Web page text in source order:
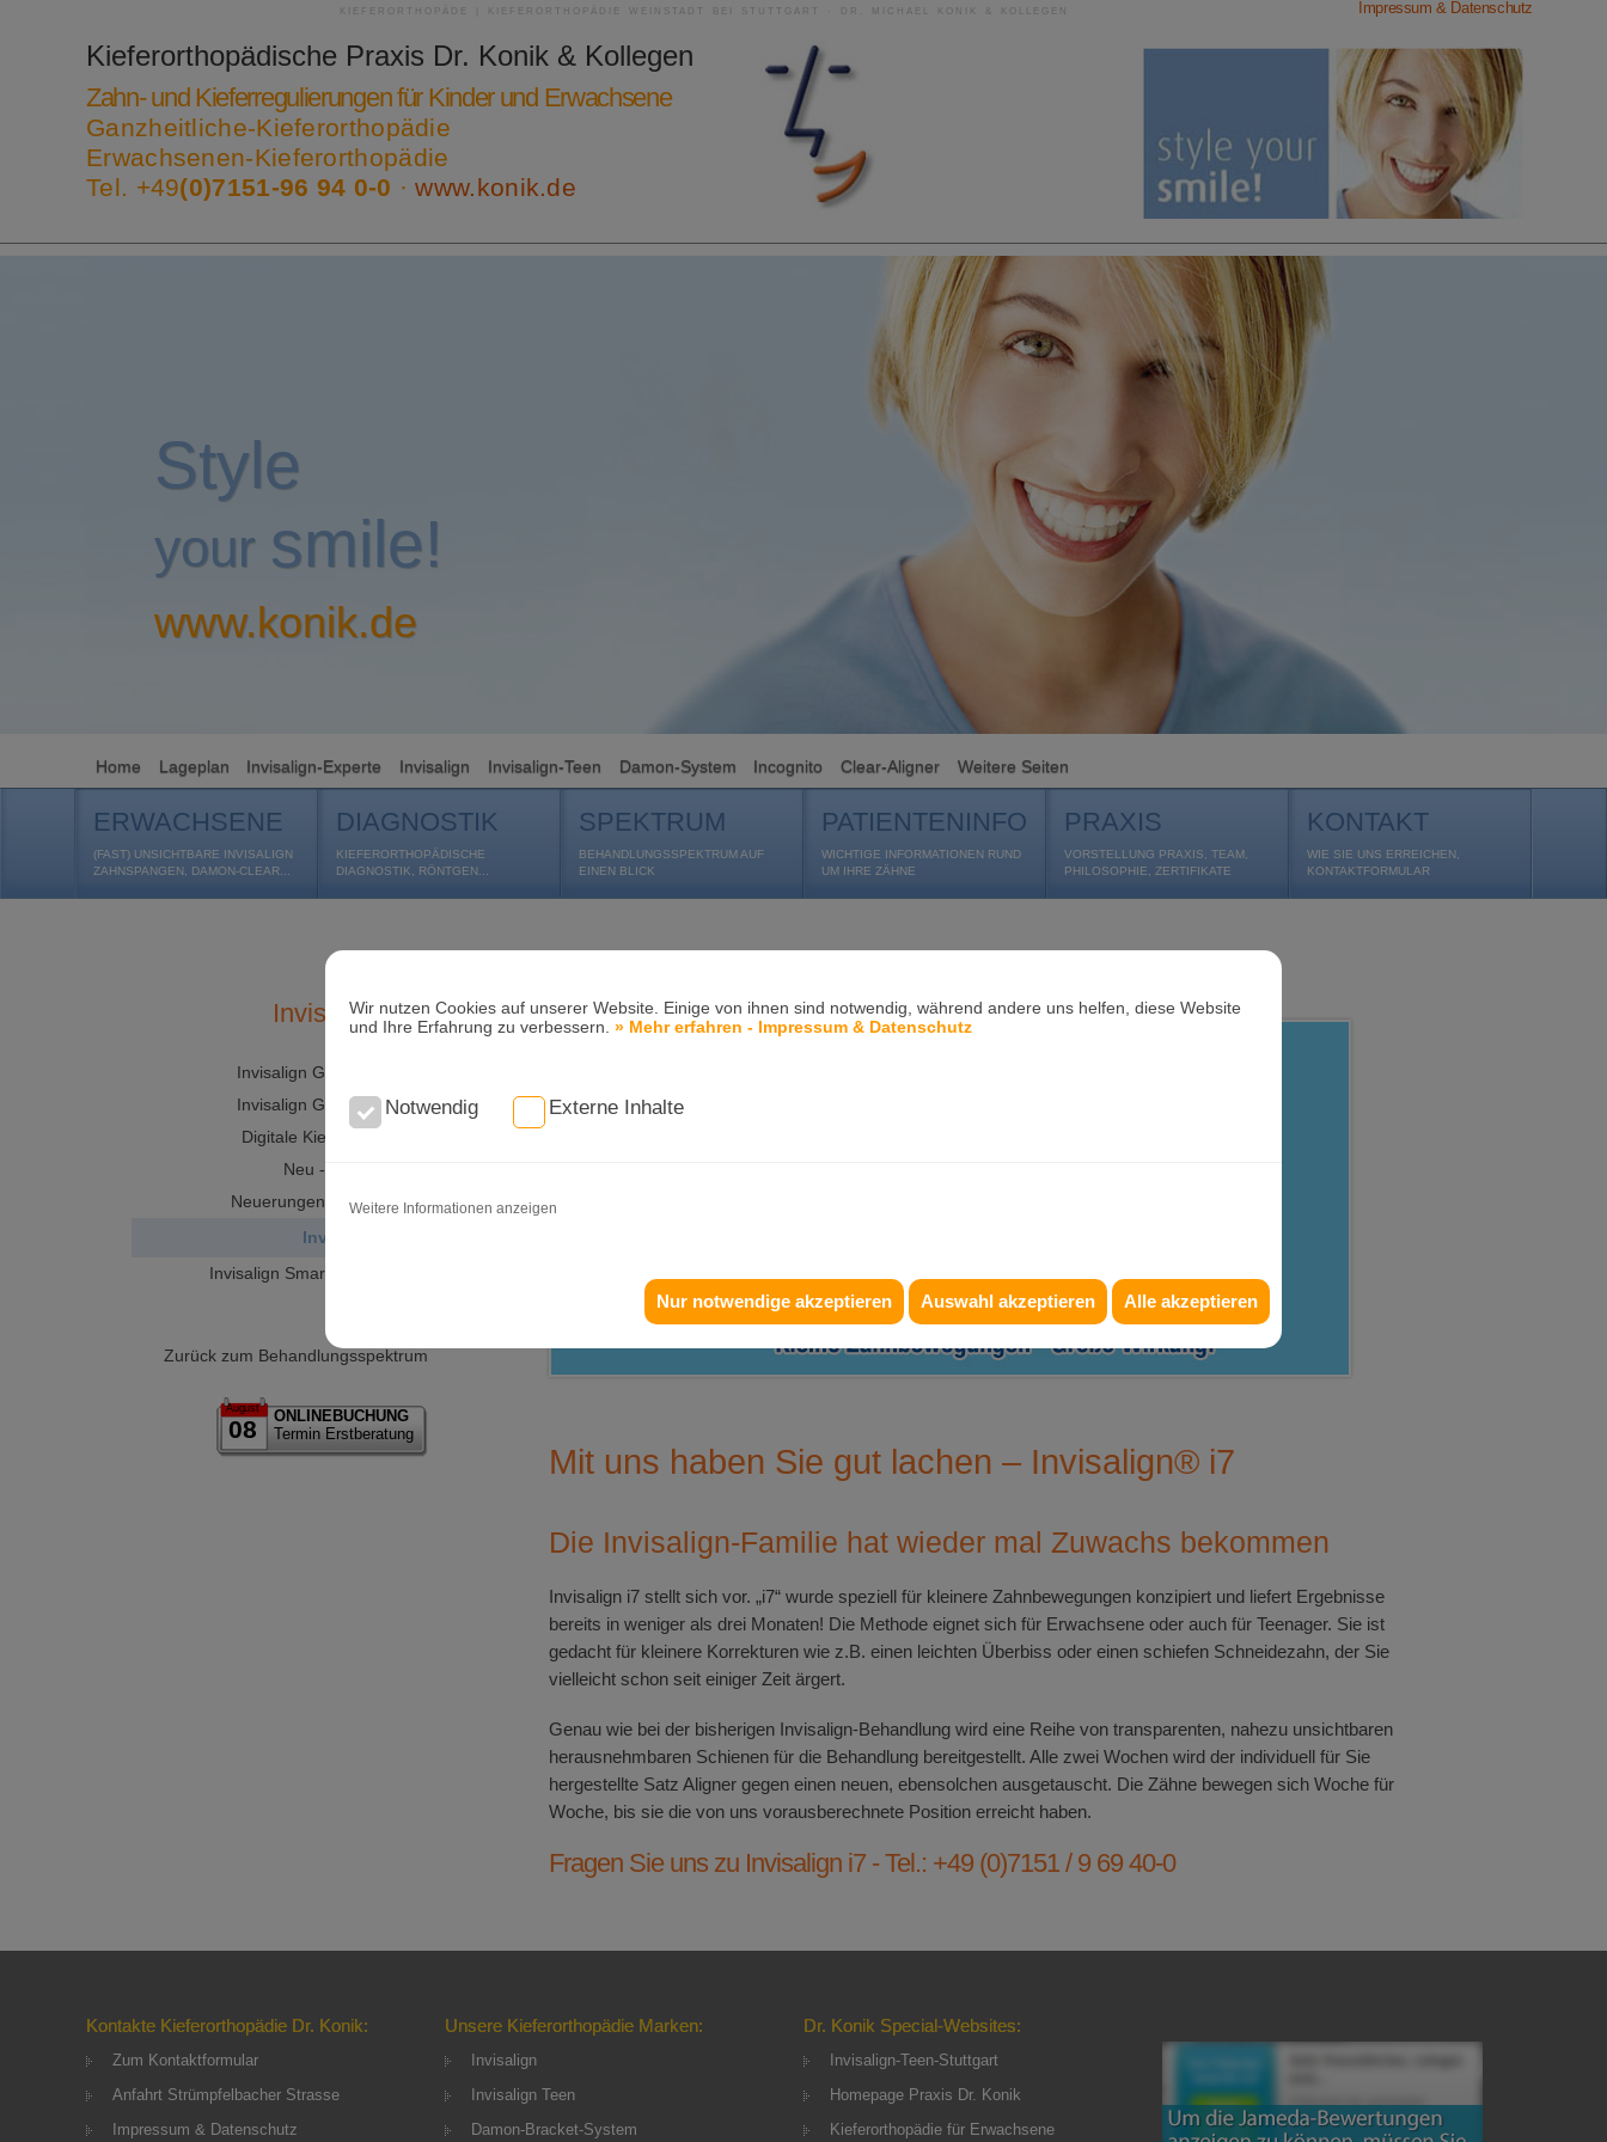
Wir nutzen Cookies auf unserer Website. Einige von ihnen sind notwendig, während andere uns helfen, diese Website
und Ihre Erfahrung zu verbessern. » Mehr erfahren - Impressum & Datenschutz
Notwendig Externe Inhalte
Weitere Informationen anzeigen
Nur notwendige akzeptieren Auswahl akzeptieren Alle akzeptieren
Impressum & Datenschutz
KIEFERORTHOPÄDE | KIEFERORTHOPÄDIE WEINSTADT BEI STUTTGART · DR. MICHAEL KONIK & KOLLEGEN
Kieferorthopädische Praxis Dr. Konik & Kollegen
Zahn- und Kieferregulierungen für Kinder und Erwachsene
Ganzheitliche-Kieferorthopädie
Erwachsenen-Kieferorthopädie
Tel. +49(0)7151-96 94 0-0 ·www.konik.de
Style
your smile!
www.konik.de
Home Lageplan Invisalign-Experte Invisalign Invisalign-Teen Damon-System Incognito Clear-Aligner Weitere Seiten
ERWACHSENE
(FAST) UNSICHTBARE INVISALIGN
ZAHNSPANGEN, DAMON-CLEAR...
DIAGNOSTIK
KIEFERORTHOPÄDISCHE
DIAGNOSTIK, RÖNTGEN...
SPEKTRUM
BEHANDLUNGSSPEKTRUM AUF
EINEN BLICK
PATIENTENINFO
WICHTIGE INFORMATIONEN RUND
UM IHRE ZÄHNE
PRAXIS
VORSTELLUNG PRAXIS, TEAM,
PHILOSOPHIE, ZERTIFIKATE
KONTAKT
WIE SIE UNS ERREICHEN,
KONTAKTFORMULAR
Invisalign® i7
Invisalign G4 · Das Video
Invisalign G3 · Das Video
Digitale Kieferorthopädie
Neu - Invisalign G4
Neuerungen bei Invisalign
Invisalign® i7
Invisalign SmartTrack Aligner
Zurück zum Behandlungsspektrum
August
08
ONLINEBUCHUNG
Termin Erstberatung
Mit uns haben Sie gut lachen – Invisalign® i7
Die Invisalign-Familie hat wieder mal Zuwachs bekommen
Invisalign i7 stellt sich vor. „i7“ wurde speziell für kleinere Zahnbewegungen konzipiert und liefert Ergebnisse
bereits in weniger als drei Monaten! Die Methode eignet sich für Erwachsene oder auch für Teenager. Sie ist
gedacht für kleinere Korrekturen wie z.B. einen leichten Überbiss oder einen schiefen Schneidezahn, der Sie
vielleicht schon seit einiger Zeit ärgert.
Genau wie bei der bisherigen Invisalign-Behandlung wird eine Reihe von transparenten, nahezu unsichtbaren
herausnehmbaren Schienen für die Behandlung bereitgestellt. Alle zwei Wochen wird der individuell für Sie
hergestellte Satz Aligner gegen einen neuen, ebensolchen ausgetauscht. Die Zähne bewegen sich Woche für
Woche, bis sie die von uns vorausberechnete Position erreicht haben.
Fragen Sie uns zu Invisalign i7 - Tel.: +49 (0)7151 / 9 69 40-0
Kontakte Kieferorthopädie Dr. Konik:
Zum Kontaktformular
Anfahrt Strümpfelbacher Strasse
Impressum & Datenschutz
Unsere Kieferorthopädie Marken:
Invisalign
Invisalign Teen
Damon-Bracket-System
Dr. Konik Special-Websites:
Invisalign-Teen-Stuttgart
Homepage Praxis Dr. Konik
Kieferorthopädie für Erwachsene